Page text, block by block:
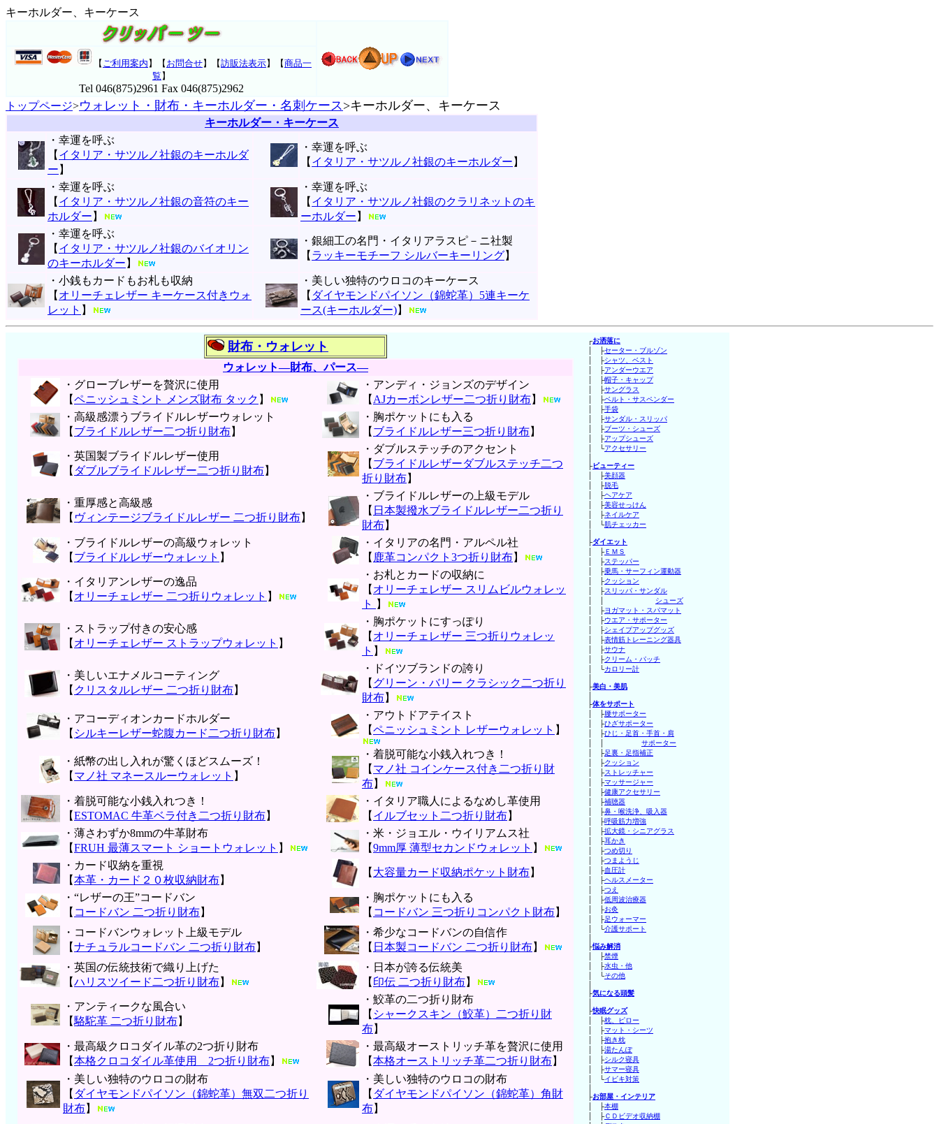
キーホルダー、キーケース
【 ご利用案内 】【 お問合せ】【訪販法表示】【商品一
覧 】
Tel 046(875)2961 Fax 046(875)2962
トップページ>ウォレット・財布・キーホルダー・名刺ケース>キーホルダー、キーケース
キーホルダー・キーケース
・幸運を呼ぶ
【 イタリア・サツルノ社銀のキーホルダ
ー 】
・幸運を呼ぶ
【 イタリア・サツルノ社銀のキーホルダー 】
・幸運を呼ぶ
【 イタリア・サツルノ社銀の音符のキー
ホルダー 】
・幸運を呼ぶ
【 イタリア・サツルノ社銀のクラリネットのキ
ーホルダー 】
・幸運を呼ぶ
【 イタリア・サツルノ社銀のバイオリン
のキーホルダー 】
・銀細工の名門・イタリアラスピ－ニ社製
【 ラッキーモチーフ シルバーキーリング】
・小銭もカードもお札も収納
【 オリーチェレザー キーケース付きウォ
レット 】
・美しい独特のウロコのキーケース
【 ダイヤモンドパイソン（錦蛇革）5連キーケ
ース(キーホルダー)】
財布・ウォレット
ウォレット―財布、パース―
・グローブレザーを贅沢に使用
【ペニッシュミント メンズ財布 タック 】
・アンディ・ジョンズのデザイン
【 AJカーボンレザー二つ折り財布】
・高級感漂うブライドルレザーウォレット
【 ブライドルレザー二つ折り財布】
・胸ポケットにも入る
【 ブライドルレザー三つ折り財布】
・英国製ブライドルレザー使用
【 ダブルブライドルレザー二つ折り財布】
・ダブルステッチのアクセント
【 ブライドルレザーダブルステッチ二つ
折り財布】
・重厚感と高級感
【 ヴィンテージブライドルレザー 二つ折り財布】
・ブライドルレザーの上級モデル
【 日本製撥水ブライドルレザー二つ折り
財布】
・ブライドルレザーの高級ウォレット
【 ブライドルレザーウォレット 】
・イタリアの名門・アルペル社
【 鹿革コンパクト3つ折り財布】
・イタリアンレザーの逸品
【 オリーチェレザー 二つ折りウォレット 】
・お札とカードの収納に
【 オリーチェレザー スリムビルウォレッ
ト
】
・ストラップ付きの安心感
【 オリーチェレザー ストラップウォレット 】
・胸ポケットにすっぽり
【 オリーチェレザー 三つ折りウォレッ
ト 】
・美しいエナメルコーティング
【 クリスタルレザー 二つ折り財布】
・ドイツブランドの誇り
【 グリーン・バリー クラシック二つ折り
財布】
・アコーディオンカードホルダー
【 シルキーレザー蛇腹カード二つ折り財布】
・アウトドアテイスト
【ペニッシュミント レザーウォレット 】
・紙幣の出し入れが驚くほどスムーズ！
【 マノ社 マネースルーウォレット 】
・着脱可能な小銭入れつき！
【 マノ社 コインケース付き二つ折り財
布】
・着脱可能な小銭入れつき！
【ESTOMAC 牛革ベラ付き二つ折り財布】
・イタリア職人によるなめし革使用
【 イルブセット二つ折り財布】
・薄さわずか8mmの牛革財布
【FRUH 最薄スマート ショートウォレット 】
・米・ジョエル・ウイリアムス社
【9mm厚 薄型セカンドウォレット 】
・カード収納を重視
【本革・カード２０枚収納財布】
【 大容量カード収納ポケット財布】
・“レザーの王”コードバン
【 コードバン 二つ折り財布】
・胸ポケットにも入る
【 コードバン 三つ折りコンパクト財布】
・コードバンウォレット上級モデル
【ナチュラルコードバン 二つ折り財布】
・希少なコードバンの自信作
【 日本製コードバン 二つ折り財布】
・英国の伝統技術で織り上げた
【ハリスツイード二つ折り財布】
・日本が誇る伝統美
【 印伝 二つ折り財布】
・アンティークな風合い
【駱駝革 二つ折り財布】
・鮫革の二つ折り財布
【 シャークスキン（鮫革）二つ折り財
布】
・最高級クロコダイル革の2つ折り財布
【本格クロコダイル革使用 2つ折り財布】
・最高級オーストリッチ革を贅沢に使用
【本格オーストリッチ革二つ折り財布】
・美しい独特のウロコの財布
【 ダイヤモンドパイソン（錦蛇革）無双二つ折り
財布】
・美しい独特のウロコの財布
【 ダイヤモンドパイソン（錦蛇革）角財
布】
┌お洒落に
│ ├セーター・ブルゾン
│ ├シャツ、ベスト
│ ├アンダーウエア
│ ├帽子・キャップ
│ ├サングラス
│ ├ベルト・サスペンダー
│ ├手袋
│ ├サンダル・スリッパ
│ ├ブーツ・シューズ
│ ├アップシューズ
│ └アクセサリー
├ビューティー
│ ├美顔器
│ ├脱毛
│ ├ヘアケア
│ ├美容せっけん
│ ├ネイルケア
│ └肌チェッカー
├ダイエット
│ ├ＥＭＳ
│ ├ステッパー
│ ├乗馬・サーフィン運動器
│ ├クッション
│ ├スリッパ・サンダル
シューズ
│ ├ヨガマット・スパマット
│ ├ウエア・サポーター
│ ├シェイプアップグッズ
│ ├表情筋トレーニング器具
│ ├サウナ
│ ├クリーム・パッチ
│ └カロリー計
├美白・美肌
├体をサポート
│ ├腰サポーター
│ ├ひざサポーター
│ ├ひじ・足首・手首・肩
サポーター
│ ├足裏・足指補正
│ ├クッション
│ ├ストレッチャー
│ ├マッサージャー
│ ├健康アクセサリー
│ ├補聴器
│ ├鼻・喉洗浄、吸入器
│ ├呼吸筋力増強
│ ├拡大鏡・シニアグラス
│ ├耳かき
│ ├つめ切り
│ ├つまようじ
│ ├血圧計
│ ├ヘルスメーター
│ ├つえ
│ ├低周波治療器
│ ├お灸
│ ├足ウォーマー
│ └介護サポート
├悩み解消
│ ├禁煙
│ ├水虫・他
│ └その他
├気になる頭髪
├快眠グッズ
│ ├枕、ピロー
│ ├マット・シーツ
│ ├抱き枕
│ ├湯たんぽ
│ ├シルク寝具
│ ├サマー寝具
│ └イビキ対策
├お部屋・インテリア
│ ├本棚
│ ├ＣＤビデオ収納棚